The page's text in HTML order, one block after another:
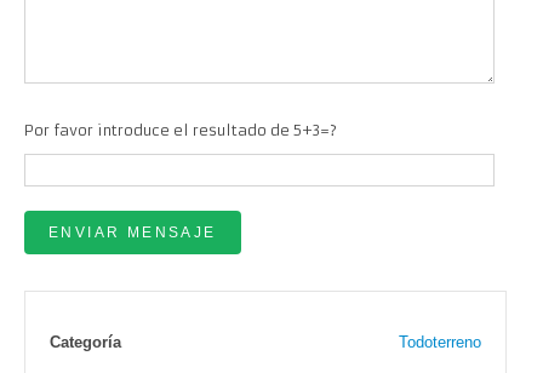
Por favor introduce el resultado de 5+3=?
Categoría Todoterreno